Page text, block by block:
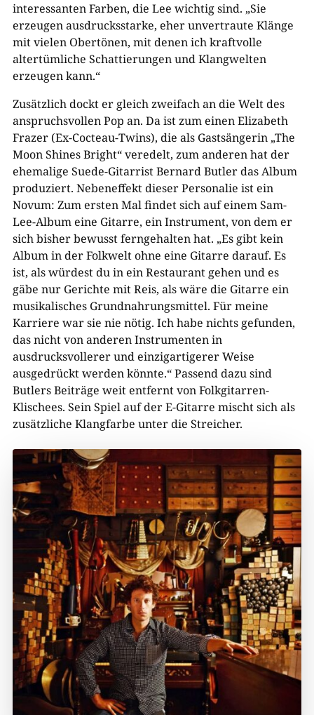
interessanten Farben, die Lee wichtig sind. „Sie
erzeugen ausdrucksstarke, eher unvertraute Klänge
mit vielen Obertönen, mit denen ich kraftvolle
altertümliche Schattierungen und Klangwelten
erzeugen kann.“
Zusätzlich dockt er gleich zweifach an die Welt des
anspruchsvollen Pop an. Da ist zum einen Elizabeth
Frazer (Ex-Cocteau-Twins), die als Gastsängerin „The
Moon Shines Bright“ veredelt, zum anderen hat der
ehemalige Suede-Gitarrist Bernard Butler das Album
produziert. Nebeneffekt dieser Personalie ist ein
Novum: Zum ersten Mal findet sich auf einem Sam-
Lee-Album eine Gitarre, ein Instrument, von dem er
sich bisher bewusst ferngehalten hat. „Es gibt kein
Album in der Folkwelt ohne eine Gitarre darauf. Es
ist, als würdest du in ein Restaurant gehen und es
gäbe nur Gerichte mit Reis, als wäre die Gitarre ein
musikalisches Grundnahrungsmittel. Für meine
Karriere war sie nie nötig. Ich habe nichts gefunden,
das nicht von anderen Instrumenten in
ausdrucksvollerer und einzigartigerer Weise
ausgedrückt werden könnte.“ Passend dazu sind
Butlers Beiträge weit entfernt von Folkgitarren-
Klischees. Sein Spiel auf der E-Gitarre mischt sich als
zusätzliche Klangfarbe unter die Streicher.